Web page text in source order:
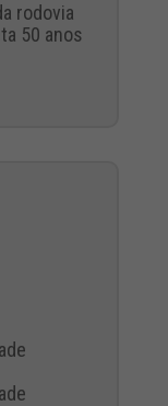
rodovia
50 anos